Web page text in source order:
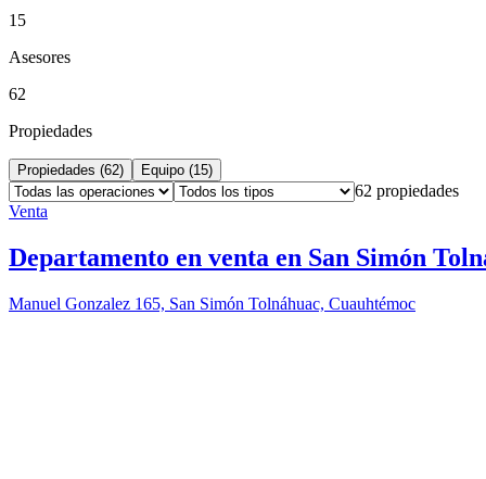
15
Asesores
62
Propiedades
Propiedades (62) Equipo (15)
62 propiedades
Venta
Departamento en venta en San Simón
Manuel Gonzalez 165, San Simón Tolnáhuac, Cuauhtémoc